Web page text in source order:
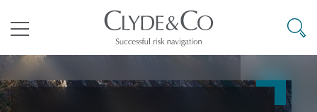
目录
其礼律所事务所
搜寻